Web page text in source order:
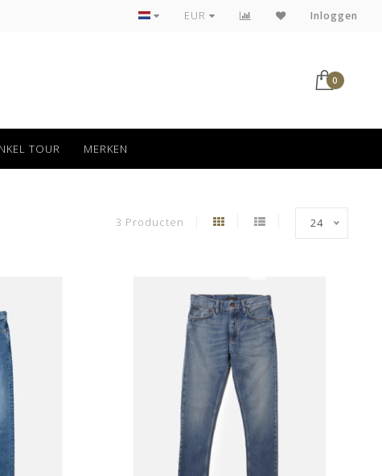
Tot 30 dagen kan jouw bestelling retour
EUR Inloggen
0
TOUR MERKEN
3 Producten 24